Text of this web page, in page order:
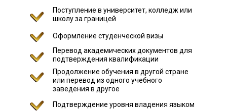
Поступление в университет, колледж или
школу за границей
Оформление студенческой визы
Перевод академических документов для
подтверждения квалификации
Продолжение обучения в другой стране
или перевод из одного учебного
заведения в другое
Подтверждение уровня владения языком